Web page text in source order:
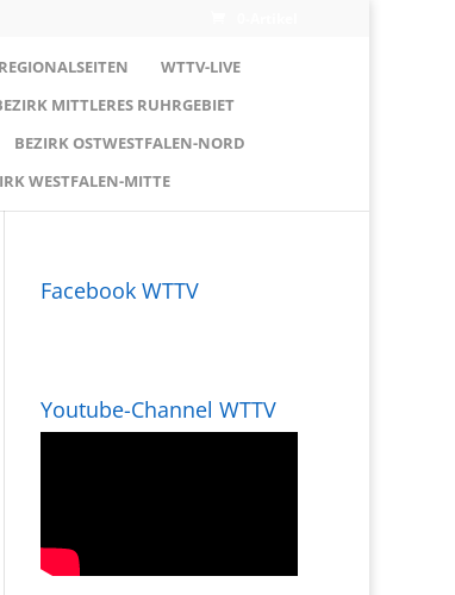
REGIONALSEITEN
WTTV-LIVE
MITTLERES RUHRGEBIET
BEZIRK OSTWESTFALEN-NORD
WESTFALEN-MITTE
Facebook WTTV
Youtube-Channel WTTV